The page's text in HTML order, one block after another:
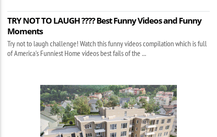
TRY NOT TO LAUGH ???? Best Funny Videos and Funny
Moments
Try not to laugh challenge! Watch this funny videos compilation which is full
of America's Funniest Home videos best fails of the ...